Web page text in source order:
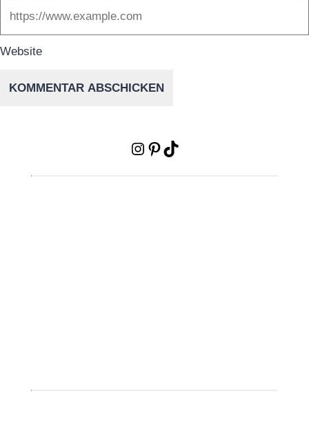
Website
Instagram
Pinterest
TikTok